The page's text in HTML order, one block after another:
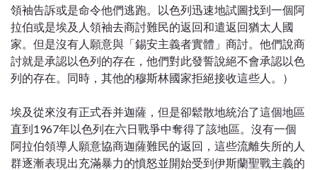
領袖告訴或是命令他們逃跑。以色列迅速地試圖找到一個阿
拉伯或是埃及人領袖去商討難民的返回和遣返回猶太人國
家。但是沒有人願意與「錫安主義者實體」商討。他們說商
討就是承認以色列的存在，他們對此發誓說絕不會承認以色
列的存在。同時，其他的穆斯林國家拒絕接收這些人。）
埃及從來沒有正式吞并迦薩，但是卻鬆散地統治了這個地區
直到1967年以色列在六日戰爭中奪得了該地區。沒有一個
阿拉伯領導人願意協商迦薩難民的返回，這些流離失所的人
群逐漸表現出充滿暴力的憤怒並開始受到伊斯蘭聖戰主義的